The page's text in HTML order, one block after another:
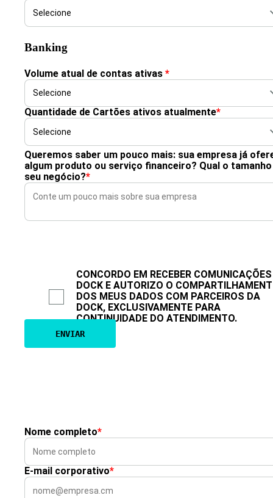
Banking
Volume atual de contas ativas *
Quantidade de Cartões ativos atualmente*
Queremos saber um pouco mais: sua empresa já
algum produto ou serviço financeiro? Qual o
seu negócio?*
CONCORDO EM RECEBER
DOCK E AUTORIZO O
DOS MEUS DADOS COM PARCEIROS DA
DOCK, EXCLUSIVAMENTE PARA
CONTINUIDADE DO ATENDIMENTO.
Nome completo*
E-mail corporativo*